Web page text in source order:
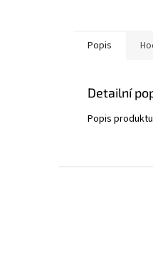
Popis
Detailní
Popis